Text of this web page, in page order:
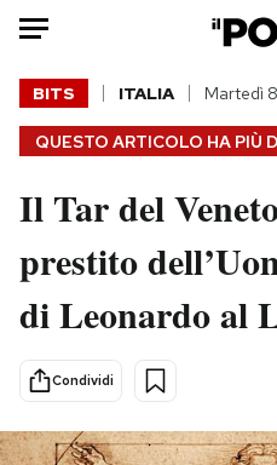
HOME
Italia
Politica
Tecnologia
Scienza
Economia
QUESTO ARTICOLO HA PIÙ
BITS ITALIA Martedì
Il Tar del
prestito
di Leonardo al
Condividi